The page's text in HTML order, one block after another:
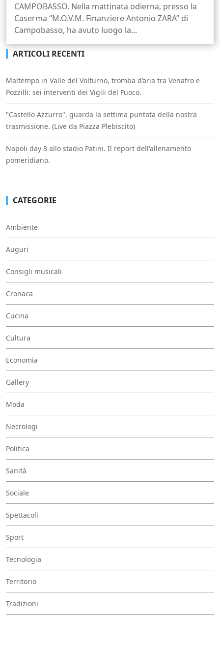
CAMPOBASSO. Nella mattinata odierna, presso la
Caserma “M.O.V.M. Finanziere Antonio ZARA” di
Campobasso, ha avuto luogo la...
ARTICOLI RECENTI
Maltempo in Valle del Volturno, tromba d’aria tra Venafro e
Pozzilli: sei interventi dei Vigili del Fuoco.
"Castello Azzurro", guarda la settima puntata della nostra
trasmissione. (Live da Piazza Plebiscito)
Napoli day 8 allo stadio Patini. Il report dell'allenamento
pomeridiano.
CATEGORIE
Ambiente
Auguri
Consigli musicali
Cronaca
Cucina
Cultura
Economia
Gallery
Moda
Necrologi
Politica
Sanità
Sociale
Spettacoli
Sport
Tecnologia
Territorio
Tradizioni